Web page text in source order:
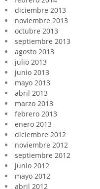
diciembre 2013
noviembre 2013
octubre 2013
septiembre 2013
agosto 2013
julio 2013
junio 2013
mayo 2013
abril 2013
marzo 2013
febrero 2013
enero 2013
diciembre 2012
noviembre 2012
septiembre 2012
junio 2012
mayo 2012
abril 2012